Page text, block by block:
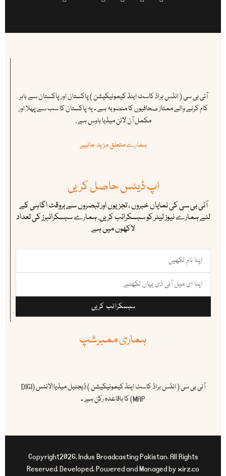
آئی بی سی ( انڈس براڈ کاسٹ اینڈ کیمونیکیشن ) پاکستان اور پاکستان سے باہر
کام کرنے والے ممتاز صحافیوں کا منصوبہ ہے ۔ یہ پاکستان کا سب سے پہلا اور
مکمل آن لائن میڈیا ہاوس ہے .
ہمارے متعلق مزید جانیے
اپ ڈیٹس حاصل کریں
آئی بی سی کی نمایاں خبروں ، تجزیوں اور تبصروں سے بروقت اگاہی کے
لئے ہمارے نیوز لیٹر کو سبسکرائب کریں. ہمارے سبسکرائبرز کی تعداد
لاکھوں میں ہے
سبسکرائب کریں
ہماری ممبرشپ
آئی بی سی ( انڈس براڈ کاسٹ اینڈ کیمونیکیشن ) ڈیجٹیل میڈیاالائنس (DIGI
MAP) کا باقاعدہ رکن ہے ۔
Copyright2026. Indus Broadcasting Pakistan. All Rights
Reserved. Developed, Powered and Managed by xirz.co